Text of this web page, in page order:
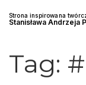
Strona inspirowana
Stanisława Andrzeja
Tag: